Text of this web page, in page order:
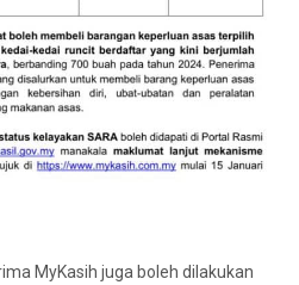
MyKasih juga boleh dilakukan